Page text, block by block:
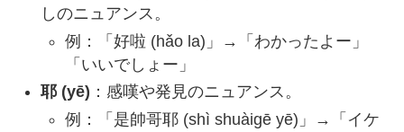
しのニュアンス。
例：「好啦 (hǎo la)」→「わかったよー」
「いいでしょー」
耶 (yē) ：感嘆や発見のニュアンス。
例：「是帥哥耶 (shì shuàigē yē)」→「イケ